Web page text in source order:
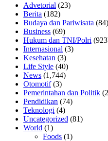
Advetorial (23)
Berita (182)
Budaya dan Pariwisata (84)
Business (69)
Hukum dan TNI/Polri
Internasional (3)
Kesehatan (3)
Life Style (40)
News (1,744)
Otomotif(3)
Pemerintahan dan Politik
Pendidikan (74)
Teknologi (4)
Uncategorized (81)
World (1)
Foods (1)